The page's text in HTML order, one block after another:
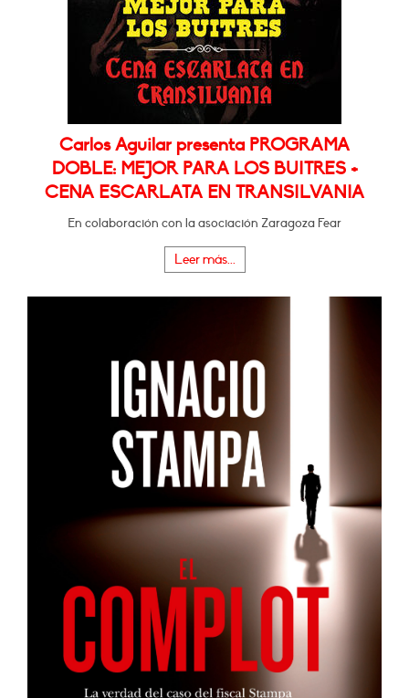
Carlos Aguilar presenta PROGRAMA
DOBLE: MEJOR PARA LOS BUITRES +
CENA ESCARLATA EN TRANSILVANIA
En colaboración con la asociación Zaragoza Fear
Leer más...